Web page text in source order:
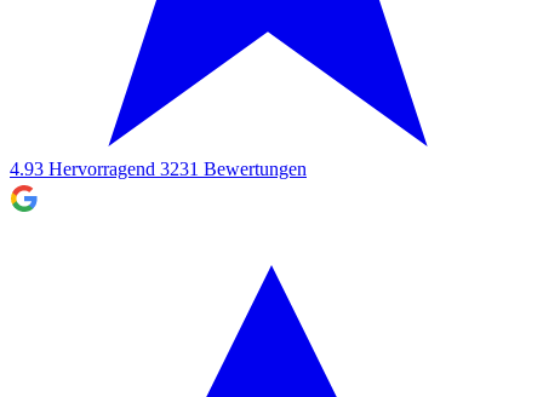
4.93 Hervorragend 3231 Bewertungen